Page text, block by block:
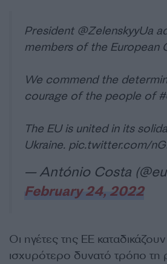
President @ZelenskyyUa
members of the European
We commend the
courage of the people of
The EU is united in its
Ukraine. pic.twitter.com/
— António Costa
February 24, 2022
Oι ηγέτες της ΕΕ
ισχυρότερο δυνατό τρόπο τη